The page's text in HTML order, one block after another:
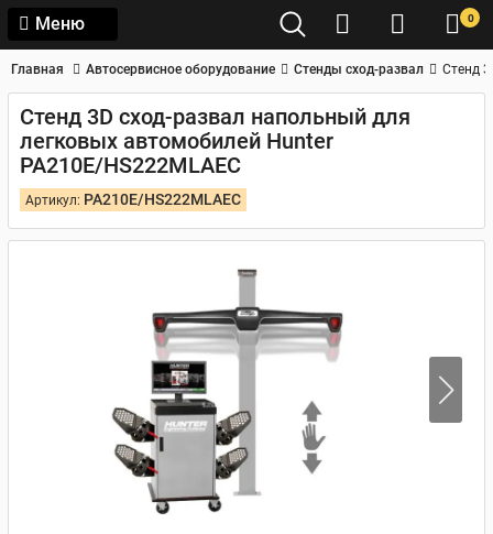
Меню 0
Главная Автосервисное оборудование Стенды сход-развал Стенд
Стенд 3D сход-развал напольный для
легковых автомобилей Hunter
PA210E/HS222MLAEC
Артикул: PA210E/HS222MLAEC